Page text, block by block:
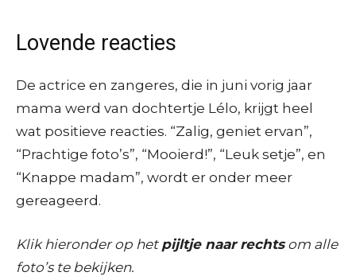
Lovende reacties
De actrice en zangeres, die in juni vorig jaar
mama werd van dochtertje Lélo, krijgt heel
wat positieve reacties. “Zalig, geniet ervan”,
“Prachtige foto’s”, “Mooierd!”, “Leuk setje”, en
“Knappe madam”, wordt er onder meer
gereageerd.
Klik hieronder op het pijltje naar rechtsom alle
foto’s te bekijken.